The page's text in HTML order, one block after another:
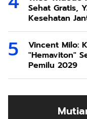
Sehat Gratis,
Kesehatan
Vincent Milo:
"Hemaviton"
Pemilu 2029